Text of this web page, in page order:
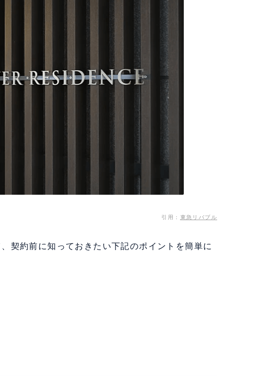
引用： 東急リバブル
契約前に知っておきたい下記のポイントを簡単に